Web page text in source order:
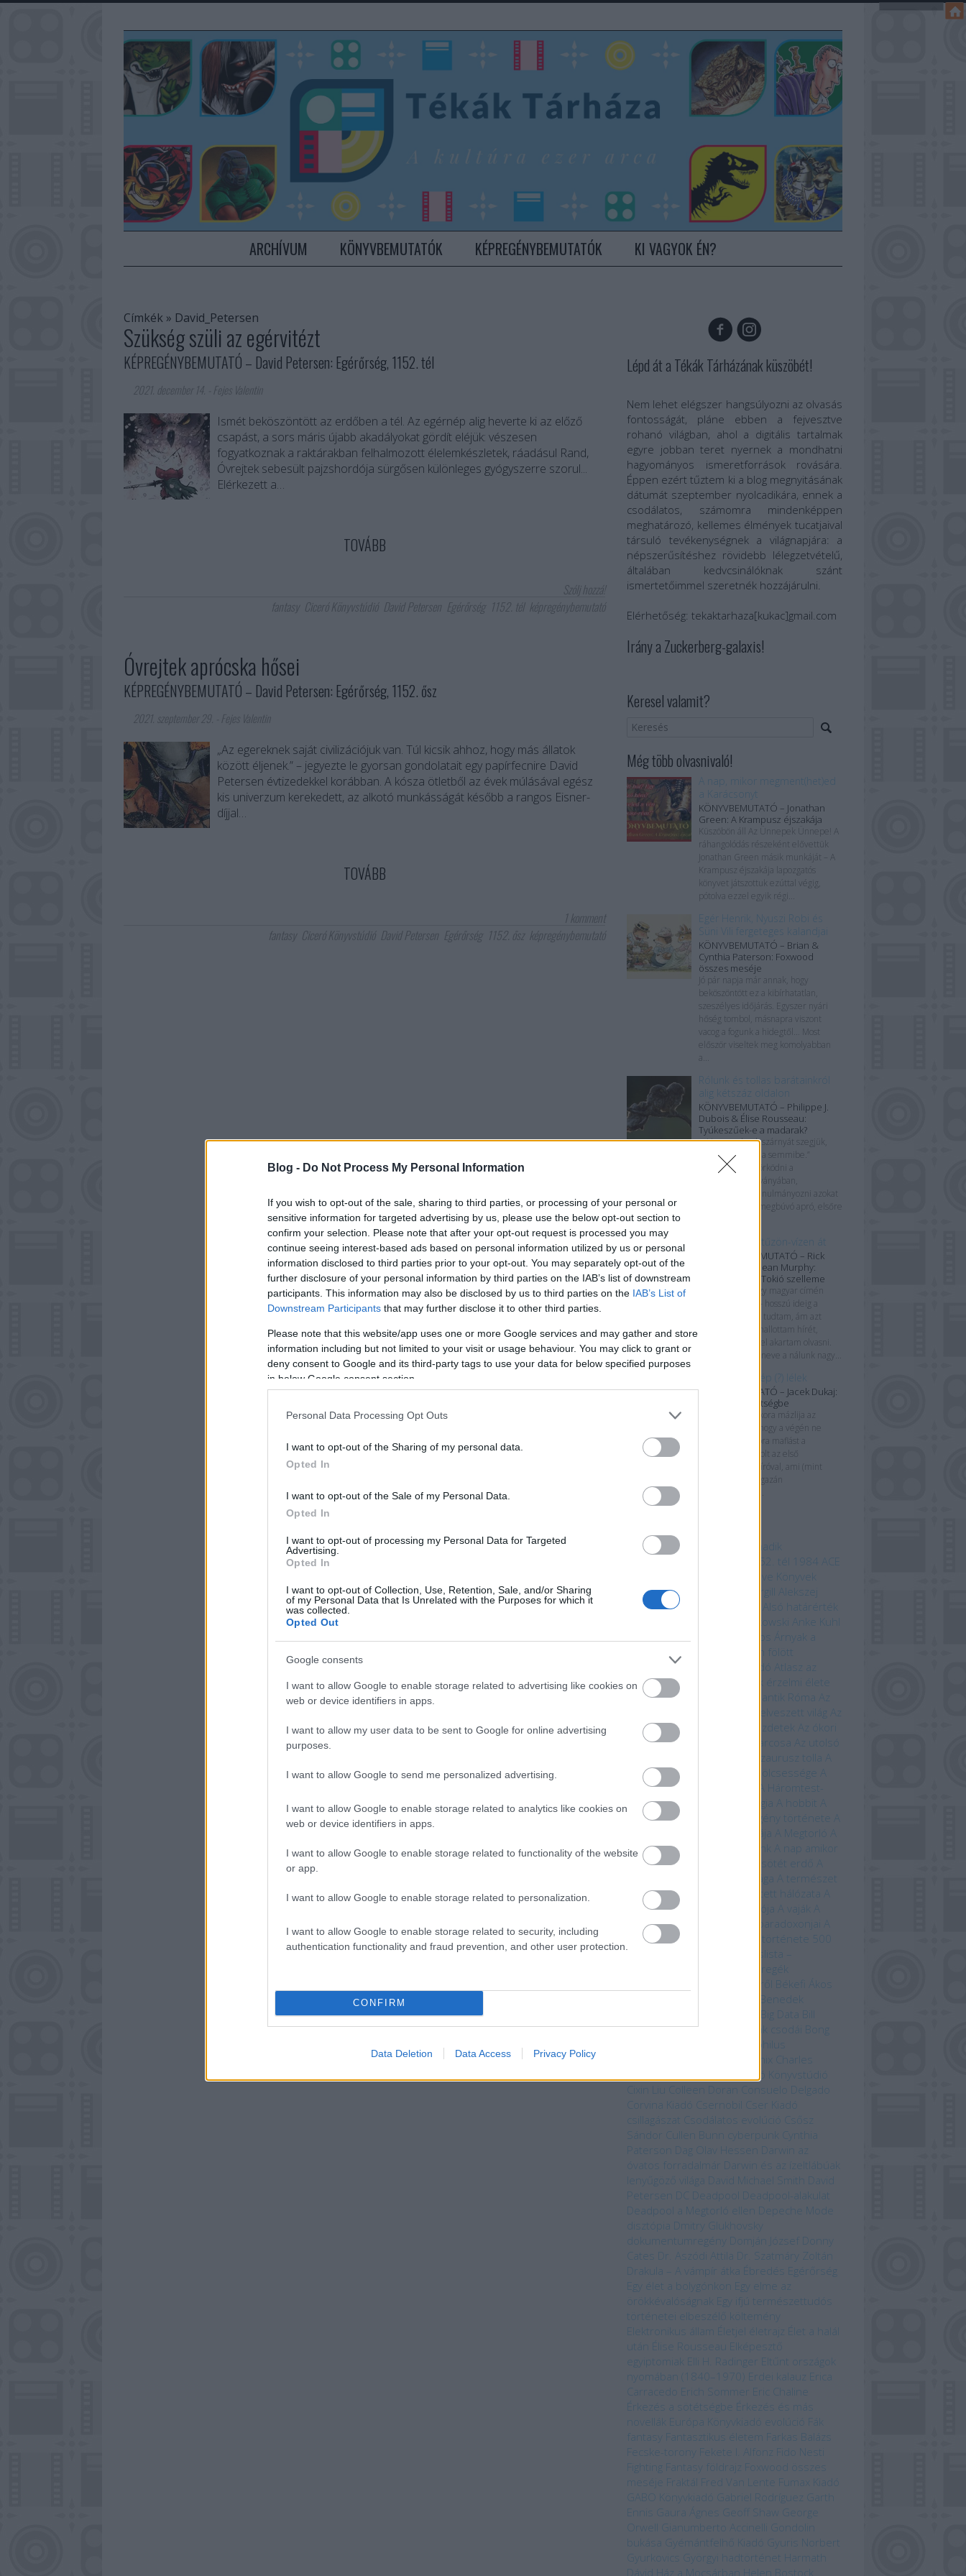
Blog - Do Not Process My Personal Information
If you wish to opt-out of the sale, sharing to third parties, or processing of your personal or
sensitive information for targeted advertising by us, please use the below opt-out section to
confirm your selection. Please note that after your opt-out request is processed you may
continue seeing interest-based ads based on personal information utilized by us or personal
information disclosed to third parties prior to your opt-out. You may separately opt-out of the
further disclosure of your personal information by third parties on the IAB’s list of downstream
participants. This information may also be disclosed by us to third parties on the IAB’s List of
Downstream Participants that may further disclose it to other third parties.
Please note that this website/app uses one or more Google services and may gather and store
information including but not limited to your visit or usage behaviour. You may click to grant or
deny consent to Google and its third-party tags to use your data for below specified purposes
in below Google consent section.
Personal Data Processing Opt Outs
I want to opt-out of the Sharing of my personal data.
Opted In
I want to opt-out of the Sale of my Personal Data.
Opted In
I want to opt-out of processing my Personal Data for Targeted
Advertising.
Opted In
I want to opt-out of Collection, Use, Retention, Sale, and/or Sharing
of my Personal Data that Is Unrelated with the Purposes for which it
was collected.
Opted Out
Google consents
I want to allow Google to enable storage related to advertising like cookies on
web or device identifiers in apps.
I want to allow my user data to be sent to Google for online advertising
purposes.
I want to allow Google to send me personalized advertising.
I want to allow Google to enable storage related to analytics like cookies on
web or device identifiers in apps.
I want to allow Google to enable storage related to functionality of the website
or app.
I want to allow Google to enable storage related to personalization.
I want to allow Google to enable storage related to security, including
authentication functionality and fraud prevention, and other user protection.
CONFIRM
Data Deletion Data Access Privacy Policy
ARCHÍVUM KÖNYVBEMUTATÓK KÉPREGÉNYBEMUTATÓK KI VAGYOK ÉN?
Címkék » David_Petersen
Szükség szüli az egérvitézt
KÉPREGÉNYBEMUTATÓ – David Petersen: Egérőrség, 1152. tél
2021. december 14.
Fejes Valentin
Ismét beköszöntött az erdőben a tél. Az egérnép alig heverte ki az előző
csapást, a sors máris újabb akadályokat gördít eléjük: vészesen
fogyatkoznak a raktárakban felhalmozott élelemkészletek, ráadásul Rand,
Óvrejtek sebesült pajzshordója sürgősen különleges gyógyszerre szorul...
Elérkezett a…
TOVÁBB
Szólj hozzá!
fantasy Ciceró Könyvstúdió David Petersen Egérőrség 1152. tél képregénybemutató
Óvrejtek aprócska hősei
KÉPREGÉNYBEMUTATÓ – David Petersen: Egérőrség, 1152. ősz
2021. szeptember 29.
Fejes Valentin
„Az egereknek saját civilizációjuk van. Túl kicsik ahhoz, hogy más állatok
között éljenek.” – jegyezte le gyorsan gondolatait egy papírfecnire David
Petersen évtizedekkel korábban. A kósza ötletből az évek múlásával egész
kis univerzum kerekedett, az alkotó munkásságát később a rangos Eisner-
díjjal…
TOVÁBB
1komment
fantasy Ciceró Könyvstúdió David Petersen Egérőrség 1152. ősz képregénybemutató
Lépd át a Tékák Tárházának küszöbét!
Nem lehet elégszer hangsúlyozni az olvasás
fontosságát, pláne ebben a fejvesztve
rohanó világban, ahol a digitális tartalmak
egyre jobban teret nyernek a mondhatni
hagyományos ismeretforrások rovására.
Éppen ezért tűztem ki a blog megnyitásának
dátumát szeptember nyolcadikára, ennek a
csodálatos, számomra mindenképpen
meghatározó, kellemes élmények tucatjaival
társuló tevékenységnek a világnapjára: a
népszerűsítéshez rövidebb lélegzetvételű,
általában kedvcsinálóknak szánt
ismertetőimmel szeretnék hozzájárulni.
Elérhetőség: tekaktarhaza[kukac]gmail.com
Irány a Zuckerberg-galaxis!
Keresel valamit?
Még több olvasnivaló!
A nap, mikor megment(het)ed
a Karácsonyt
KÖNYVBEMUTATÓ – Jonathan
Green: A Krampusz éjszakája
Küszöbön áll Az Ünnepek Ünnepe! A
ráhangolódás részeként elővettük
Jonathan Green másik munkáját – A
Krampusz éjszakája lapozgatós
könyvet játszottuk ezúttal végig,
pótolva ezzel egyik régi...
Egér Henrik, Nyuszi Robi és
Süni Vili fergeteges kalandjai
KÖNYVBEMUTATÓ – Brian &
Cynthia Paterson: Foxwood
összes meséje
Jó pár napja már annak, hogy
beköszöntött ez a kibírhatatlan,
szeszélyes időjárás. Egyszer nyári
hőség tombol, másnapra viszont
vacog a fogunk a hidegtől… Most
először viseltek meg komolyabban
a...
Rólunk és tollas barátainkról
alig kétszáz oldalon
KÖNYVBEMUTATÓ – Philippe J.
Dubois & Élise Rousseau:
Tyúkeszűek-e a madarak?
„Ha a madarak szárnyát szegjük,
velük zuhanunk a semmibe.”
Szeretek gyönyörködni a
könyvborítók látványában,
tüzetesebben tanulmányozni azokat
az esetlegesen megbúvó apró, elsőre
Kiberrománc tűzön-vízen át
KÉPREGÉNYBEMUTATÓ – Rick
Remender & Sean Murphy:
Tokyo Ghost – Tokió szelleme
Tokyo Ghost, vagy magyar címén
Tokió szelleme – hosszú ideig a
létezéséről sem tudtam, ám azt
követően, hogy hallottam hírét,
mindenképpen el akartam olvasni.
Rick Remender neve a nálunk nagy...
Gép testben ép (?) lélek
KÖNYVBEMUTATÓ – Jacek Dukaj:
Érkezés a sötétségbe
„Nem lehet akkora mázlija az
emberiségnek, hogy a végén ne
kapjunk egy jókora maflást a
pofánkba.” Ez volt az első
találkozásom az íróval, ami (mint
utólag kiderült) igazán
emlékezetesre...
100 beszédes tárgy a Harmadik
1152. tél 1984 ACE
Agave Könyvek
Akkord Kiadó
Alastair Fothergill
Alekszej
Kalugin Allansia bérgyilkosai
Alsó határérték
Andrzej Sapkowski Anke Kuhl
Árnyak a
Árnyék Innsmouth fölött
asztrofizika
Athenaeum Kiadó
Atlasz az
óceánokról
Az állatok érzelmi élete
Az állatok szerelmi élete
Az antik Róma Az
Az elveszett világ Az
emberiség története – A kezdetek Az ókori
Görögország
Az országút harcosa Az utolsó
A dinoszaurusz tolla A
fák titkos élete
A farkasok bölcsessége
A
földi idegenek
A Háromtest-
probléma A háromtest-trilógia A hobbit A
Hobbit művészete
A képregény története
A
A Krampusz éjszakája A Megtorló
A
megvetés ideje
A mi bolygónk A nap amikor
megtörténik
A sötét erdő
A
A temetők élővilága A természet
jelbeszéde
A természet rejtett hálózata A
tó úrnője A Tűzhegy varázslója A vaják A
végzet kardja
A versengés paradoxonjai A
veszedelem kikötője
A világ története 500
vasútvonal mentén
Bakancslista –
Befejezetlen regék
Békefi Ákos
Benedek
Big Data Bill
Bryson Bjørn Berge Bolygónk csodái Bong
Cartaphilus
Chameleon Comix
Charles
Ciceró Könyvstúdió
Cixin Liu
Colleen Doran
Consuelo Delgado
Corvina Kiadó
Csernobil
Cser Kiadó
csillagászat
Csodálatos evolúció
Csősz
Sándor
Cullen Bunn cyberpunk
Cynthia
Paterson Dag Olav Hessen Darwin az
óvatos forradalmár Darwin és az ízeltlábúak
lenyűgöző világa David Michael Smith David
Petersen DC Deadpool
Deadpool-alakulat
Deadpool a Megtorló ellen Depeche Mode
disztópia Dmitry Glukhovsky
dokumentumregény Domján József Donny
Cates
Dr. Aszódi Attila Dr. Szatmáry Zoltán
Drakula – A vámpír átka Ébredés
Egérőrség
Egy élet a bolygónkon Egy elme az
örökkévalóságnak Egy ifjú természettudós
történetei
elbeszélő költemény
Elektronikus állam Életjel életrajz Élet a halál
után Élise Rousseau Elképesztő
egyiptomiak Elli H. Radinger Eltűnt országok
nyomában (1840–1970)
Erdei kalauz Erica
Carracedo
Erich Sommer Eric Chaline
Érkezés a sötétségbe Érkezés és más
novellák Európa Könyvkiadó evolúció
Fák
fantasy Fantasztikus életem Farkas Balázs
Fecske-torony Fekete I. Alfonz Fido Nesti
Fighting Fantasy földrajz Foxwood összes
meséje Fraktál Fred Van Lente Fumax Kiadó
GABO Könyvkiadó
Gabriel Rodríguez
Garth
Ennis
Gaura Ágnes Geoff Shaw
George
Orwell
Gianumberto Accinelli
Gondolin
bukása
Gyémántfelhő Kiadó
Gyuris Norbert
Gyurkovics Györgyi hadtörténet Harmath
Dávid Ház a Mocsárban Helen Bostock